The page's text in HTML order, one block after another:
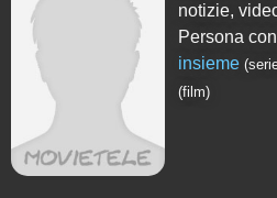
notizie,
Persona
insieme
(film)